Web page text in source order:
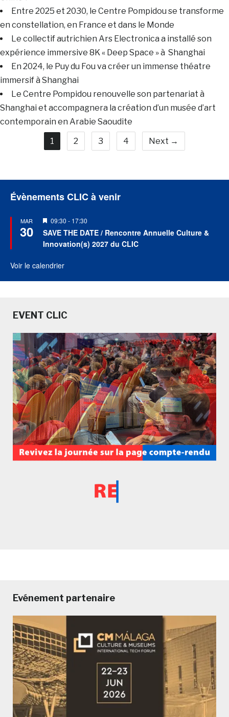
Entre 2025 et 2030, le Centre Pompidou se transforme
en constellation, en France et dans le Monde
Le collectif autrichien Ars Electronica a installé son
expérience immersive 8K « Deep Space » à Shanghai
En 2024, le Puy du Fou va créer un immense théatre
immersif à Shanghai
Le Centre Pompidou renouvelle son partenariat à
Shanghai et accompagnera la création d’un musée d’art
contemporain en Arabie Saoudite
1
2 3 4 Next →
Évènements CLIC à venir
MAR
30
Mis
en
avant
09:30 - 17:30
SAVE THE DATE / Rencontre Annuelle Culture &
Innovation(s) 2027 du CLIC
Voir le calendrier
EVENT CLIC
Evénement partenaire